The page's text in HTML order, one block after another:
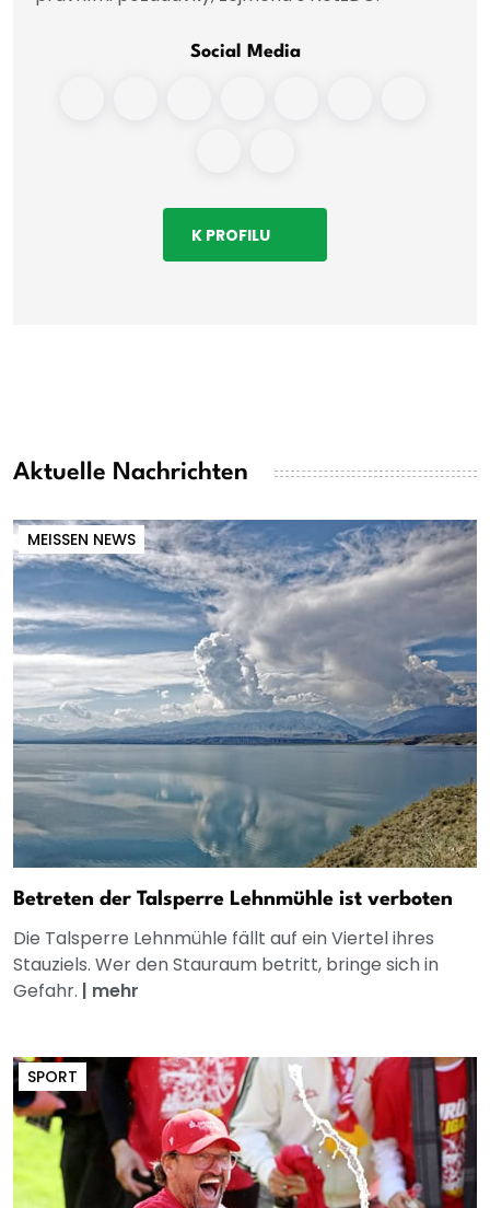
Social Media
K PROFILU
Aktuelle Nachrichten
MEISSEN NEWS
Betreten der Talsperre Lehnmühle ist verboten
Die Talsperre Lehnmühle fällt auf ein Viertel ihres
Stauziels. Wer den Stauraum betritt, bringe sich in
Gefahr. | mehr
SPORT